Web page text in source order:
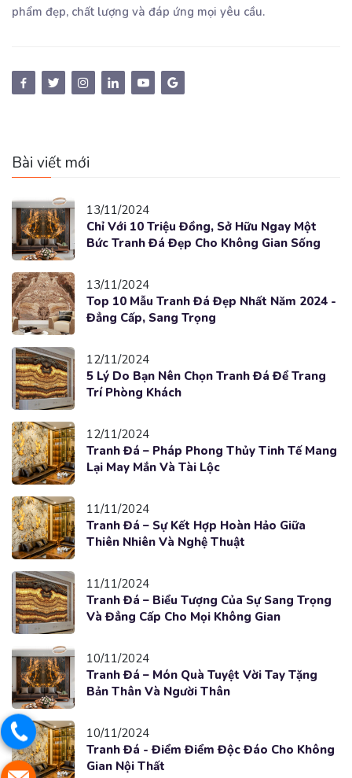
phẩm đẹp, chất lượng và đáp ứng mọi yêu cầu.
Bài viết mới
13/11/2024
Chỉ Với 10 Triệu Đồng, Sở Hữu Ngay Một
Bức Tranh Đá Đẹp Cho Không Gian Sống
13/11/2024
Top 10 Mẫu Tranh Đá Đẹp Nhất Năm 2024 -
Đẳng Cấp, Sang Trọng
12/11/2024
5 Lý Do Bạn Nên Chọn Tranh Đá Để Trang
Trí Phòng Khách
12/11/2024
Tranh Đá – Pháp Phong Thủy Tinh Tế Mang
Lại May Mắn Và Tài Lộc
11/11/2024
Tranh Đá – Sự Kết Hợp Hoàn Hảo Giữa
Thiên Nhiên Và Nghệ Thuật
11/11/2024
Tranh Đá – Biểu Tượng Của Sự Sang Trọng
Và Đẳng Cấp Cho Mọi Không Gian
10/11/2024
Tranh Đá – Món Quà Tuyệt Vời Tay Tặng
Bản Thân Và Người Thân
10/11/2024
Tranh Đá - Điểm Điểm Độc Đáo Cho Không
Gian Nội Thất